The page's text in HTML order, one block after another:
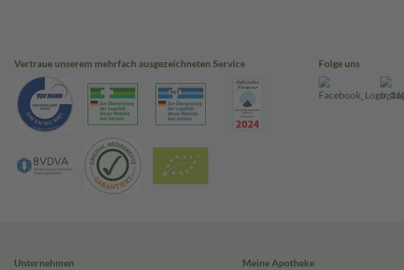
Vertraue unserem mehrfach ausgezeichneten Service Folge uns
Unternehmen
Meine Apotheke